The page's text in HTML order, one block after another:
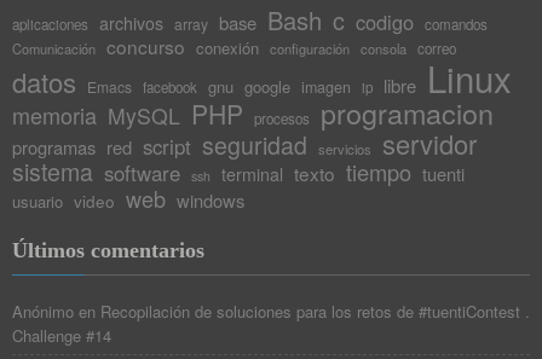
aplicaciones archivos array base Bash c codigo
comandos
Comunicación concurso conexión configuración consola correo
datos Emacs facebook gnu google imagen ip libre Linux
memoria MySQL PHP procesos programacion
programas red script seguridad servicios servidor
sistema software ssh terminal texto tiempo tuenti
usuario video web windows
Últimos comentarios
Anónimo en Recopilación de soluciones para los retos de #tuentiContest .
Challenge #14